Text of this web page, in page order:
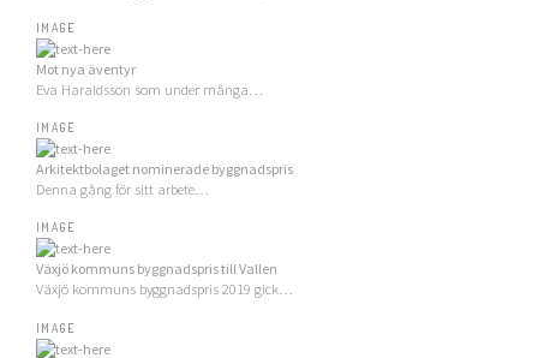
IMAGE
Mot nya äventyr
Eva Haraldsson som under många…
IMAGE
Arkitektbolaget nominerade byggnadspris
Denna gång för sitt arbete…
IMAGE
Växjö kommuns byggnadspris till Vallen
Växjö kommuns byggnadspris 2019 gick…
IMAGE